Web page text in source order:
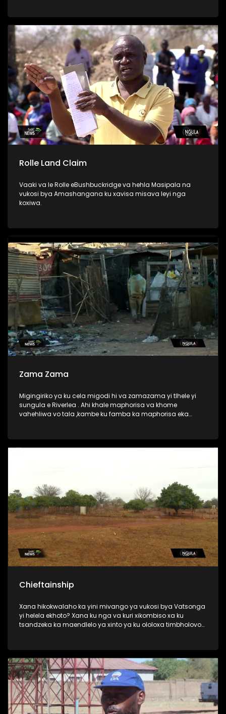
vurhangeri byintswa.
Rolle Land Claim
Vaaki va le Rolle eBushbuckridge va hehla Masipala na
vukosi bya Amashangana ku xavisa misava leyi nga
koxiwa.
Zama Zama
Migingiriko ya ku cela migodi hi va zamazama yi tlhele yi
sungula e Riverlea . Ahi khale maphorisa va khome
vahehliwa vo tala ,kambe ku famba ka maphorisa eka
chavela vutomi bya vona.
Chieftainship
Xana hikokwalaho ka yini mivango ya vukosi bya Vatsonga
yi helela ekhoto? Xana ku nga va kuri xikombiso xa ku
tsandzeka ka maendlelo ya xinto ya ku ololoxa timbholovo